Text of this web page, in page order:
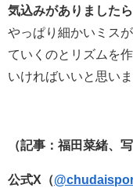
気込みがありました
やっぱり細かいミス
ていくのとリズムを
いければいいと思いま
（記事：福田菜緒、
公式X（